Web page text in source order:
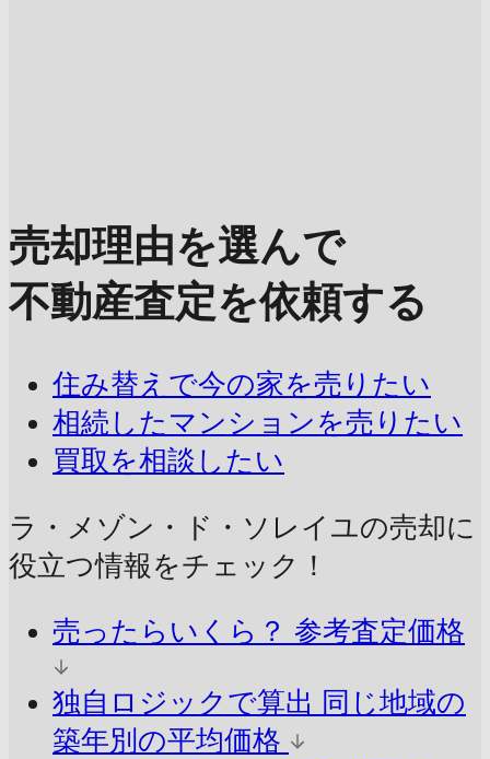
売却理由を選んで
不動産査定を依頼する
住み替えで今の家を売りたい
相続したマンションを売りたい
買取を相談したい
ラ・メゾン・ド・ソレイユの売却に
役立つ情報をチェック！
売ったらいくら？ 参考査定価格
独自ロジックで算出 同じ地域の
築年別の平均価格